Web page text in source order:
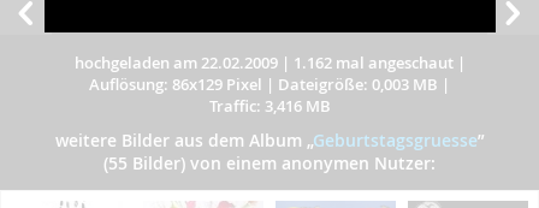
hochgeladen am 22.02.2009| 1.162 mal angeschaut|
Auflösung: 86x129 Pixel | Dateigröße: 0,003 MB |
Traffic: 3,416 MB
weitere Bilder aus dem Album „Geburtstagsgruesse”
(55 Bilder) von einem anonymen Nutzer: